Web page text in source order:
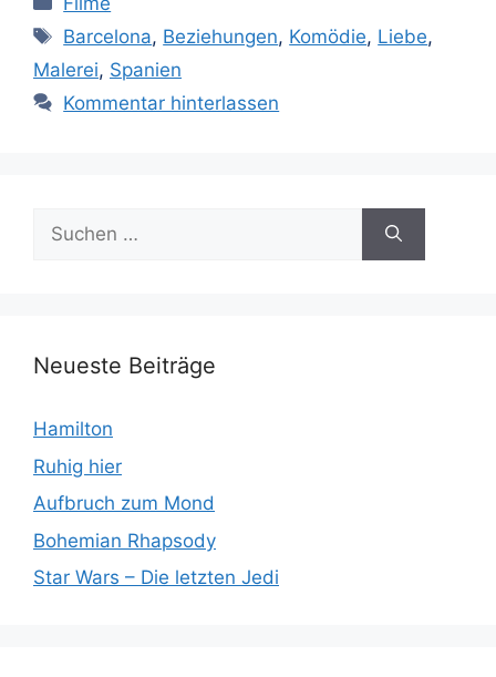
Schlagwörter
Barcelona, Beziehungen, Komödie, Liebe,
Malerei, Spanien
Kommentar hinterlassen
Suchen
nach:
Neueste Beiträge
Hamilton
Ruhig hier
Aufbruch zum Mond
Bohemian Rhapsody
Star Wars – Die letzten Jedi